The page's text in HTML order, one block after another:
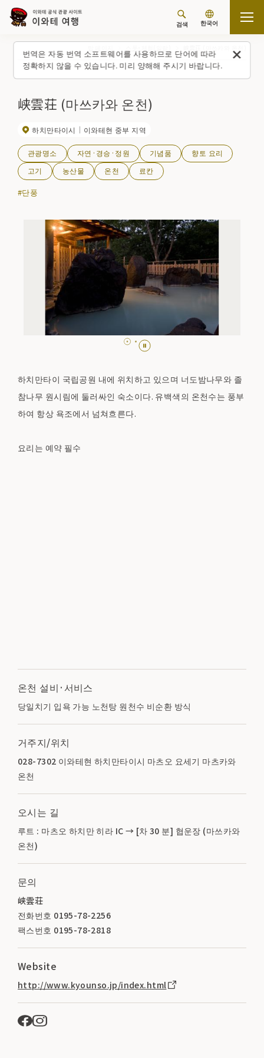
번역은 자동 번역 소프트웨어를 사용하므로 단어에 따라
정확하지 않을 수 있습니다. 미리 양해해 주시기 바랍니다.
검색 한국어
峡雲荘 (마쓰카와 온천)
하치만타이시 이와테현 중부 지역
관광명소 자연·경승·정원 기념품
향토 요리
고기
농산물 온천 료칸
#단풍
하치만타이 국립공원 내에 위치하고 있으며 너도밤나무와 졸
참나무 원시림에 둘러싸인 숙소이다. 유백색의 온천수는 풍부
하여 항상 욕조에서 넘쳐흐른다.
요리는 예약 필수
온천 설비·서비스
당일치기 입욕 가능 노천탕 원천수 비순환 방식
거주지/위치
028-7302 이와테현 하치만타이시 마츠오 요세기 마츠카와
온천
오시는 길
루트 : 마츠오 하치만 히라 IC → [차 30 분] 협운장 (마쓰카와
온천)
문의
峡雲荘
전화번호 0195-78-2256
팩스번호 0195-78-2818
Website
http://www.kyounso.jp/index.html